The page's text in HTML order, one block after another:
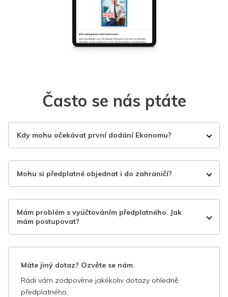
Často se nás ptáte
Kdy mohu očekávat první dodání Ekonomu?
Mohu si předplatné objednat i do zahraničí?
Mám problém s vyúčtováním předplatného. Jak
mám postupovat?
Máte jiný dotaz? Ozvěte se nám.
Rádi vám zodpovíme jakékoliv dotazy ohledně
předplatného.